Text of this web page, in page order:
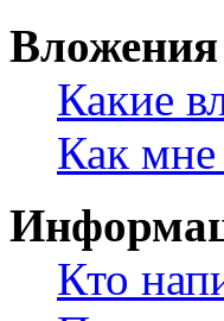
Вложения
Какие
Как
Кто